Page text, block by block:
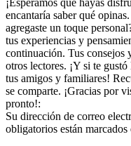
lectores
¡Esperamos que hayas
encantaría saber qué
agregaste un toque
tus experiencias y
continuación. Tus consejos
otros lectores. ¡Y si te
tus amigos y familiares!
se comparte. ¡Gracias por
pronto!:
Su dirección de correo
obligatorios están